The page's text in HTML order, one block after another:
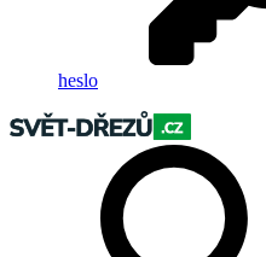
heslo